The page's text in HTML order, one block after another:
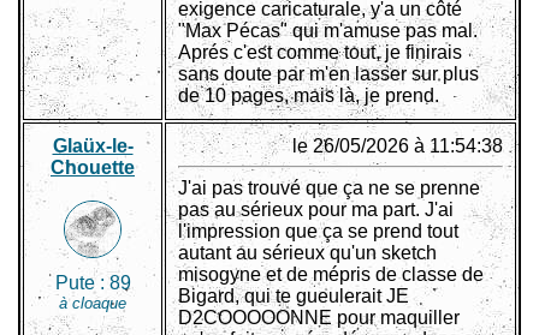
exigence caricaturale, y'a un côté
"Max Pécas" qui m'amuse pas mal.
Aprés c'est comme tout, je finirais
sans doute par m'en lasser sur plus
de 10 pages, mais là, je prend.
Glaüx-le-
Chouette
Pute :89
à cloaque
le 26/05/2026 à 11:54:38
J'ai pas trouvé que ça ne se prenne
pas au sérieux pour ma part. J'ai
l'impression que ça se prend tout
autant au sérieux qu'un sketch
misogyne et de mépris de classe de
Bigard, qui te gueulerait JE
D2COOOOONNE pour maquiller